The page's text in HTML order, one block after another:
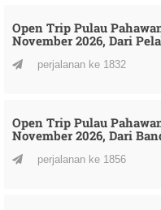
Open Trip Pulau
November 2026, Dari
perjalanan ke 1832
Open Trip Pulau
November 2026, Dari
perjalanan ke 1856